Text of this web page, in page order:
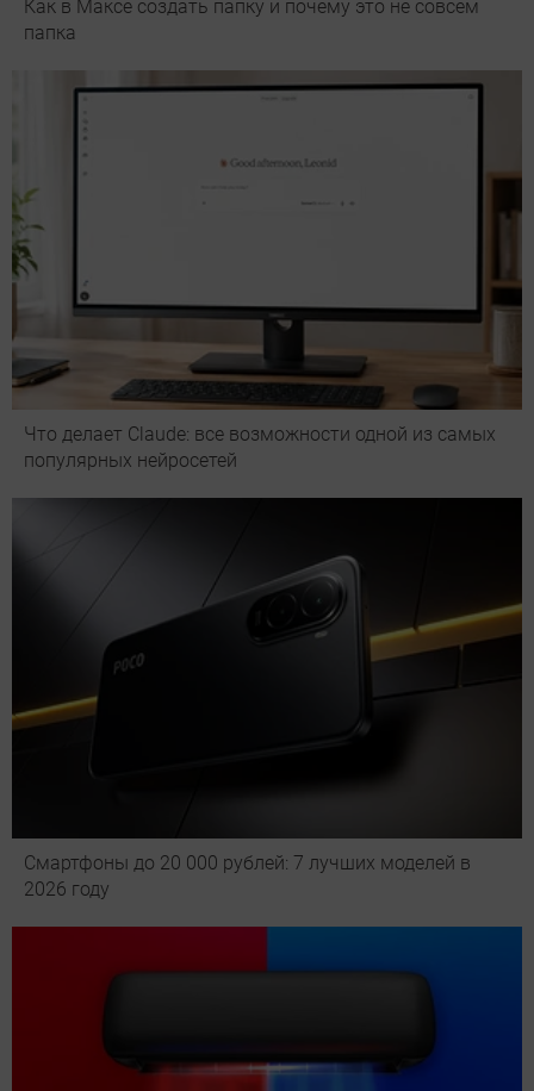
Как в Максе создать папку и почему это не совсем
папка
Что делает Сlaude: все возможности одной из самых
популярных нейросетей
Смартфоны до 20 000 рублей: 7 лучших моделей в
2026 году